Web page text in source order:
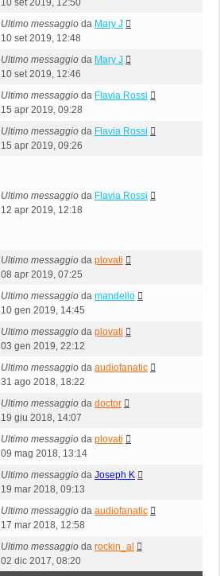
10 set 2019, 12:50
Ultimo messaggio da Mary J
10 set 2019, 12:48
Ultimo messaggio da Mary J
10 set 2019, 12:46
Ultimo messaggio da Flavia Rossi
15 apr 2019, 09:28
Ultimo messaggio da Flavia Rossi
15 apr 2019, 09:26
Ultimo messaggio da Flavia Rossi
12 apr 2019, 12:18
Ultimo messaggio da plovati
08 apr 2019, 07:25
Ultimo messaggio da mandello
10 gen 2019, 14:45
Ultimo messaggio da plovati
03 gen 2019, 22:12
Ultimo messaggio da audiofanatic
31 ago 2018, 18:22
Ultimo messaggio da doctor
19 giu 2018, 14:07
Ultimo messaggio da plovati
09 mag 2018, 13:14
Ultimo messaggio da Joseph K
19 mar 2018, 09:13
Ultimo messaggio da audiofanatic
17 mar 2018, 12:58
Ultimo messaggio da rockin_al
02 dic 2017, 08:20